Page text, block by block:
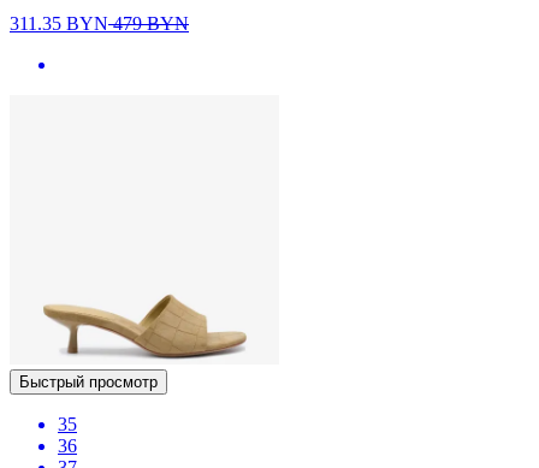
311.35 BYN479BYN
Быстрый просмотр
35
36